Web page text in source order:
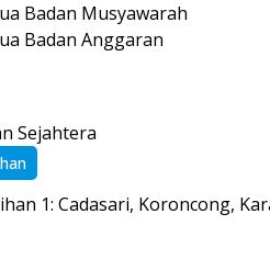
Badan Musyawarah
Badan Anggaran
Sejahtera
1: Cadasari, Koroncong,